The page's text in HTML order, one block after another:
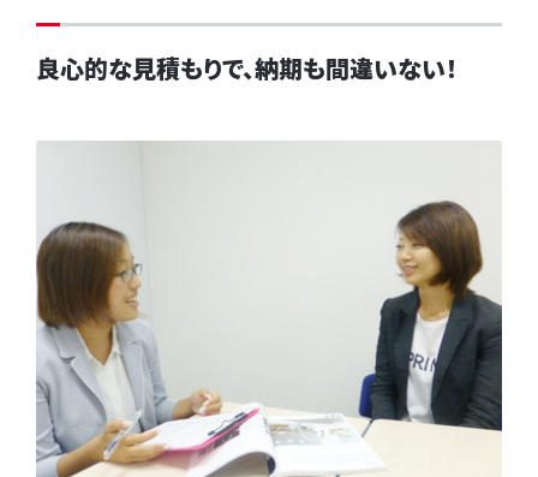
良心的な見積もりで、納期も間違いない！